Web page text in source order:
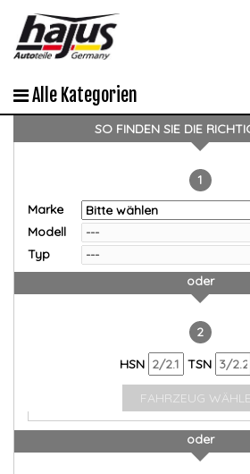
Alle Kategorien
SO FINDEN SIE DIE
1
Marke
Modell
Typ
oder
2
HSN
TSN
FAHRZEUG
oder